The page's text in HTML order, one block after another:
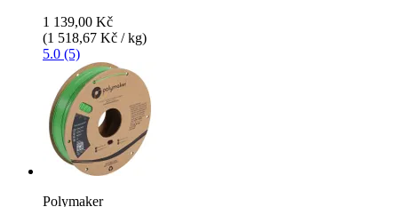
1 139,00 Kč
(1 518,67 Kč / kg)
5.0 (5)
Polymaker